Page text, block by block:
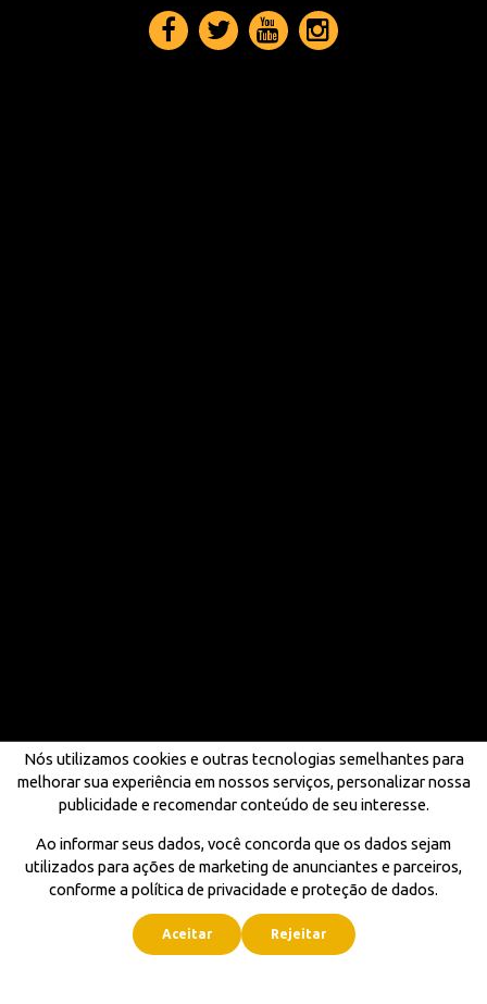
Nós utilizamos cookies e outras tecnologias semelhantes para
melhorar sua experiência em nossos serviços, personalizar nossa
publicidade e recomendar conteúdo de seu interesse.
Ao informar seus dados, você concorda que os dados sejam
utilizados para ações de marketing de anunciantes e parceiros,
conforme a política de privacidade e proteção de dados.
Aceitar Rejeitar